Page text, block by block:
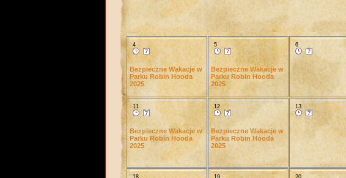
4
Bezpieczne Wakacje w
Parku Robin Hooda
2025
5
Bezpieczne Wakacje w
Parku Robin Hooda
2025
6
11
Bezpieczne Wakacje w
Parku Robin Hooda
2025
12
Bezpieczne Wakacje w
Parku Robin Hooda
2025
13
18 19 20